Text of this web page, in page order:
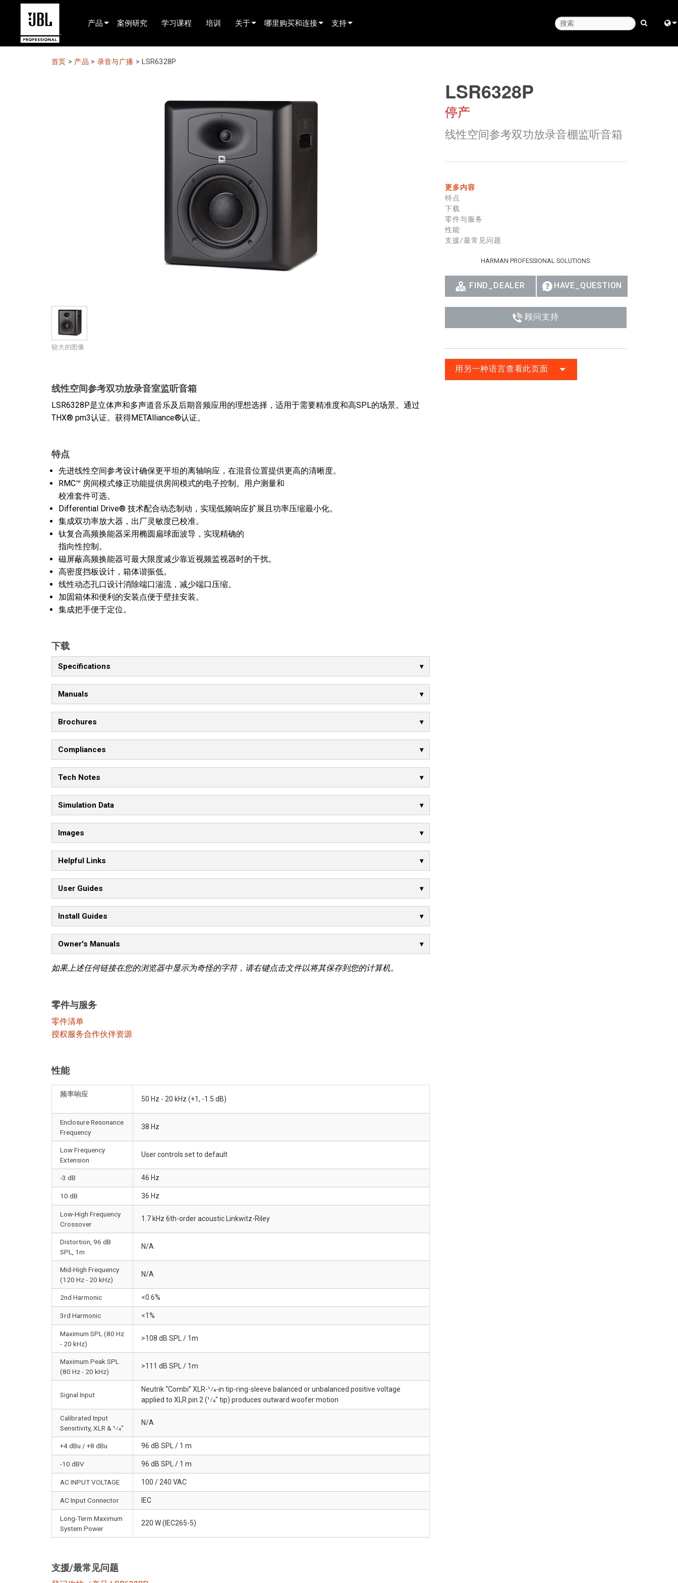
产品
产品选择器
案例研究 学习课程 培训 关于 哪里购买和连接 支持
首页 > 产品 > 录音与广播 > LSR6328P
较大的图像
线性空间参考双功放录音室监听音箱
LSR6328P是立体声和多声道音乐及后期音频应用的理想选择，适用于需要精准度和高SPL的场景。通过
THX® pm3认证。获得METAlliance®认证。
特点
先进线性空间参考设计确保更平坦的离轴响应，在混音位置提供更高的清晰度。
RMC™ 房间模式修正功能提供房间模式的电子控制。用户测量和
校准套件可选。
Differential Drive® 技术配合动态制动，实现低频响应扩展且功率压缩最小化。
集成双功率放大器，出厂灵敏度已校准。
钛复合高频换能器采用椭圆扁球面波导，实现精确的
指向性控制。
磁屏蔽高频换能器可最大限度减少靠近视频监视器时的干扰。
高密度挡板设计，箱体谐振低。
线性动态孔口设计消除端口湍流，减少端口压缩。
加固箱体和便利的安装点便于壁挂安装。
集成把手便于定位。
下载
Specifications
Manuals
Brochures
Compliances
Tech Notes
Simulation Data
Images
Helpful Links
User Guides
Install Guides
Owner's Manuals
如果上述任何链接在您的浏览器中显示为奇怪的字符，请右键点击文件以将其保存到您的计算机。
零件与服务
零件清单
授权服务合作伙伴资源
性能
频率响应
50 Hz - 20 kHz (+1, -1.5 dB)
Enclosure Resonance
Frequency
38 Hz
Low Frequency
Extension
User controls set to default
-3 dB 46 Hz
10 dB 36 Hz
Low-High Frequency
Crossover
1.7 kHz 6th-order acoustic Linkwitz-Riley
Distortion, 96 dB
SPL, 1m
N/A
Mid-High Frequency
(120 Hz - 20 kHz)
N/A
2nd Harmonic <0.6%
3rd Harmonic <1%
Maximum SPL (80 Hz
- 20 kHz)
>108 dB SPL / 1m
Maximum Peak SPL
(80 Hz - 20 kHz)
>111 dB SPL / 1m
Signal Input
Neutrik “Combi” XLR-1⁄4-in tip-ring-sleeve balanced or unbalanced positive voltage
applied to XLR pin 2 (1⁄4" tip) produces outward woofer motion
Calibrated Input
Sensitivity, XLR & 1⁄4"
N/A
+4 dBu / +8 dBu 96 dB SPL / 1 m
-10 dBV 96 dB SPL / 1 m
AC INPUT VOLTAGE 100 / 240 VAC
AC Input Connector IEC
Long-Term Maximum
System Power
220 W (IEC265-5)
支援/最常见问题
LSR6328P
停产
线性空间参考双功放录音棚监听音箱
更多内容
特点
下载
零件与服务
性能
支援/最常见问题
HARMAN PROFESSIONAL SOLUTIONS:
FIND_DEALER HAVE_QUESTION
顾问支持
用另一种语言查看此页面